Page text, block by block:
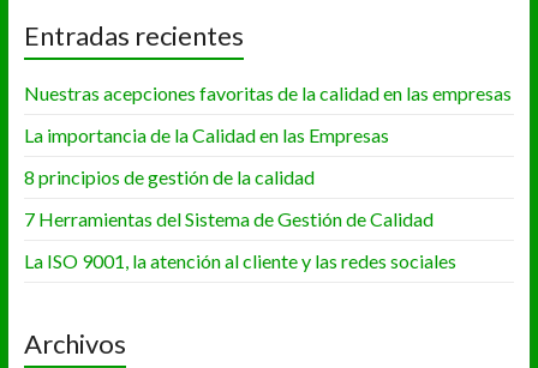
Entradas recientes
Nuestras acepciones favoritas de la calidad en las empresas
La importancia de la Calidad en las Empresas
8 principios de gestión de la calidad
7 Herramientas del Sistema de Gestión de Calidad
La ISO 9001, la atención al cliente y las redes sociales
Archivos